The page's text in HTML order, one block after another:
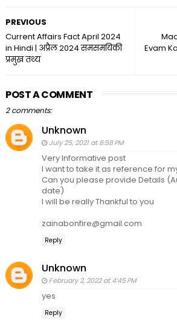
Evam
PREVIOUS
Current Affairs Fact April 2024
in Hindi | अप्रैल 2024 समसमयिकी
प्रमुख तथ्य
POST A COMMENT
2 comments:
Unknown
July 25, 2021 at 8:58 PM
Very Informative post
I want to take it as reference for
Can you please provide Details
date)
I will be really Thankful to you
zainabonfire@gmail.com
Reply
Unknown
February 2, 2022 at 4:45 PM
yes
Reply